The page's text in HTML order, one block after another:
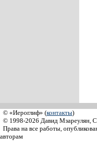
© «Иероглиф» (контакты)
© 1998-2026 Давид Мзареулян,
Права на все работы,
авторам